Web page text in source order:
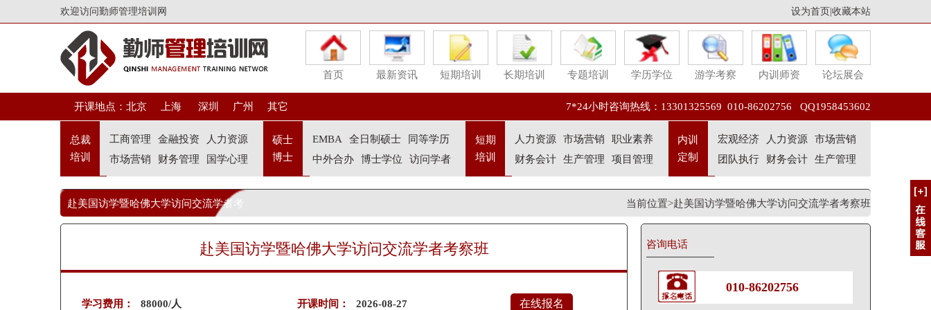
欢迎访问勤师管理培训网 设为首页 收藏本站
首页 最新资讯 短期培训 长期培训 专题培训 学历学位 游学考察 内训师资 论坛展会
开课地点： 北京 上海 深圳 广州 其它 7*24小时咨询热线：13301325569 010-86202756 QQ1958453602
总裁
培训
工商管理 金融投资
人力资源
市场营销
财务管理 国学心理
硕士
博士
EMBA 全日制硕士
同等学历
中外合办
博士学位 访问学者
短期
培训
人力资源 市场营销
职业素养
财务会计
生产管理 项目管理
内训
定制
宏观经济 人力资源
市场营销
团队执行
财务会计 生产管理
赴美国访学暨哈佛大学访问交流学者考 当前位置>赴美国访学暨哈佛大学访问交流学者考察班
赴美国访学暨哈佛大学访问交流学者考察班
学习费用： 88000/人 开课时间： 2026-08-27 在线报名
咨询电话
010-86202756